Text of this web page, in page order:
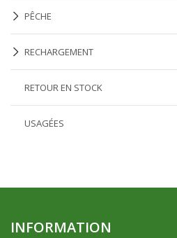
PÊCHE
RECHARGEMENT
RETOUR EN STOCK
USAGÉES
INFORMATION